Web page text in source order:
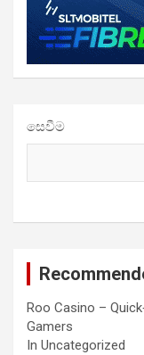
සෙවීම
Roo Casino –
Gamers
In Uncategorized